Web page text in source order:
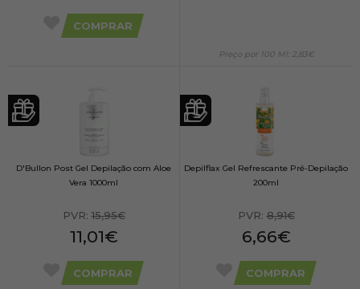
COMPRAR
Preço por 100 Ml: 2,83€
D'Bullon Post Gel Depilação com Aloe
Vera 1000ml
PVR:15,95€
11,01€
COMPRAR
Depilflax Gel Refrescante Pré-Depilação
200ml
PVR:8,91€
6,66€
COMPRAR